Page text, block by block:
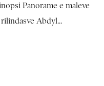
Panorame e maleve
Abdyl...